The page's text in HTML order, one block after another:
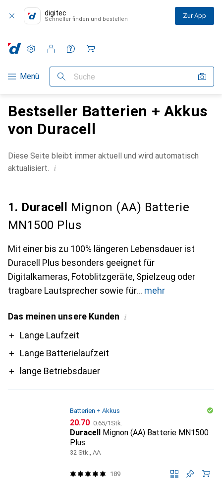
digitec
Schneller finden und bestellen Zur App
Navigation nach Kategorien
Menü Suche
Einstellungen
Kundenkonto
Vergleichslisten
Merklisten
Warenkorb
Bestseller Batterien + Akkus
von Duracell
Diese Seite bleibt immer aktuell und wird automatisch
aktualisiert. i
1. Duracell
Mignon (AA) Batterie
MN1500 Plus
Mit einer bis zu 100% längeren Lebensdauer ist
Duracell Plus besonders geeignet für
Digitalkameras, Fotoblitzgeräte, Spielzeug oder
tragbare Lautsprecher sowie für
mehr
Das meinen unsere Kunden i
ProLange Laufzeit
Lange Batterielaufzeit
lange Betriebsdauer
Batterien + Akkus
CHF
20.70 CHF
0.65/1Stk.
Duracell Mignon (AA) Batterie MN1500
Plus
32 Stk., AA
189